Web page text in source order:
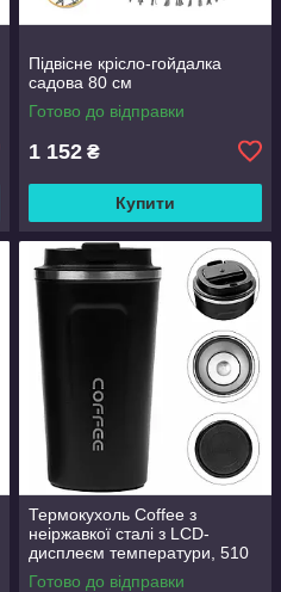
Підвісне крісло-гойдалка
садова 80 см
Готово до відправки
1 152 ₴
Купити
Термокухоль Coffee з
неіржавкої сталі з LCD-
дисплеєм температури, 510
мл Чорний
Готово до відправки